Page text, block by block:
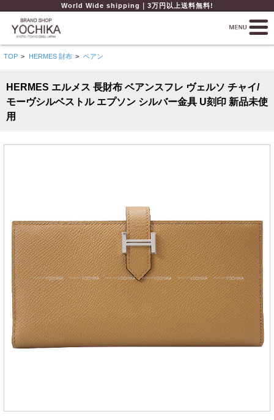
World Wide shipping｜3万円以上送料無料!
TOP > HERMES 財布 > ベアン
HERMES エルメス 長財布 ベアンスフレ ヴェルソ チャイ/
モーヴシルベストル エプソン シルバー金具 U刻印 新品未使
用